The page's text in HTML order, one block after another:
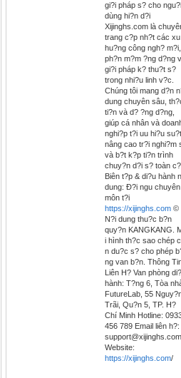
gi?i pháp s? cho ngu?i
dùng hi?n d?i
Xijinghs.com là
trang c?p nh?t các xu
hu?ng công ngh? m?i,
ph?n m?m ?ng d?ng
gi?i pháp k? thu?t s?
trong nhi?u linh v?c.
Chúng tôi mang d?n
dung chuyên sâu,
ti?n và d? ?ng d?ng,
giúp cá nhân và
nghi?p t?i uu hi?u
nâng cao tr?i nghi?m
và b?t k?p ti?n trình
chuy?n d?i s? toàn
Biên t?p & di?u hành
dung: Ð?i ngu chuyên
môn t?i
https://xijinghs.com ©
N?i dung thu?c b?n
quy?n KANGKANG.
i hình th?c sao chép
n du?c s? cho phép
ng van b?n. Thông
Liên H? Van phòng
hành: T?ng 6, Tòa
FutureLab, 55
Trãi, Qu?n 5, TP. H?
Chí Minh Hotline:
456 789 Email liên h?:
support@xijinghs.com
Website:
https://xijinghs.com/